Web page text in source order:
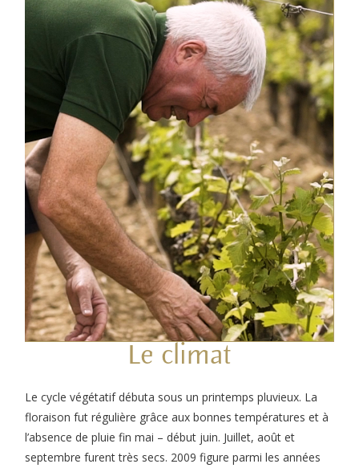
Le climat
Le cycle végétatif débuta sous un printemps pluvieux. La
floraison fut régulière grâce aux bonnes températures et à
l’absence de pluie fin mai – début juin. Juillet, août et
septembre furent très secs. 2009 figure parmi les années